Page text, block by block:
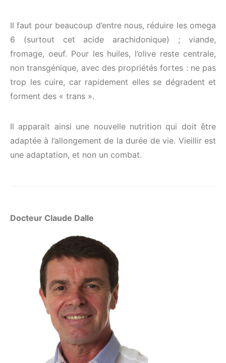
Il faut pour beaucoup d’entre nous, réduire les omega
6 (surtout cet acide arachidonique) ; viande,
fromage, oeuf. Pour les huiles, l’olive reste centrale,
non transgénique, avec des propriétés fortes : ne pas
trop les cuire, car rapidement elles se dégradent et
forment des « trans ».
Il apparait ainsi une nouvelle nutrition qui doit être
adaptée à l’allongement de la durée de vie. Vieillir est
une adaptation, et non un combat.
Docteur Claude Dalle